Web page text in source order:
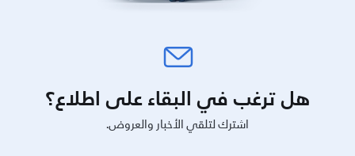
هل ترغب في البقاء على اطلاع؟
اشترك لتلقي الأخبار والعروض.